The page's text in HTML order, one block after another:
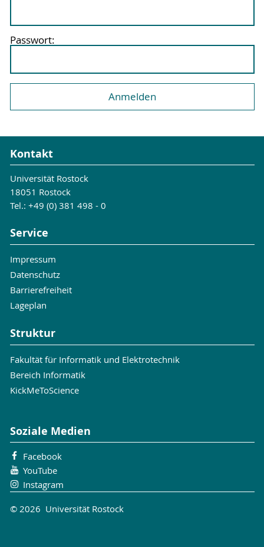
Passwort:
Kontakt
Universität Rostock
18051 Rostock
Tel.: +49 (0) 381 498 - 0
Service
Impressum
Datenschutz
Barrierefreiheit
Lageplan
Struktur
Fakultät für Informatik und Elektrotechnik
Bereich Informatik
KickMeToScience
Soziale Medien
Facebook
YouTube
Instagram
© 2026 Universität Rostock